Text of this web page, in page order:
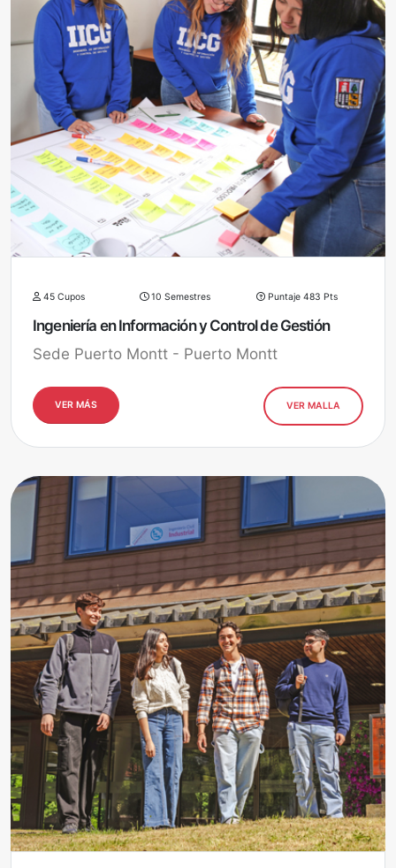
45 Cupos 10 Semestres Puntaje 483 Pts
Ingeniería en Información y Control de Gestión
Sede Puerto Montt - Puerto Montt
VER MÁS VER MALLA